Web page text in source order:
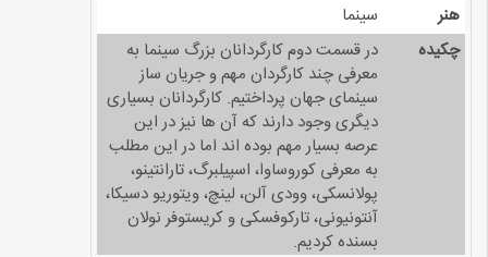
هنر
سینما
چکیده
در قسمت دوم کارگردانان بزرگ سینما به
معرفی چند کارگردان مهم و جریان ساز
سینمای جهان پرداختیم. کارگردانان بسیاری
دیگری وجود دارند که آن ها نیز در این
عرصه بسیار مهم بوده اند اما در این مطلب
به معرفی کوروساوا، اسپیلبرگ، تارانتینو،
پولانسکی، وودی آلن، لینچ، ویتوریو دسیکا،
آنتونیونی، تارکوفسکی و کریستوفر نولان
بسنده کردیم.